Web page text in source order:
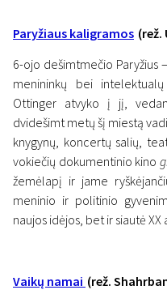
Paryžiaus kaligramos (rež.
6-ojo dešimtmečio Paryžius
menininkų bei
Ottinger atvyko į jį,
dvidešimt metų šį miestą
knygynų, koncertų salių,
vokiečių dokumentinio kino
žemėlapį ir jame
meninio ir politinio
naujos idėjos, bet ir siautė XX
Vaikų namai (rež.